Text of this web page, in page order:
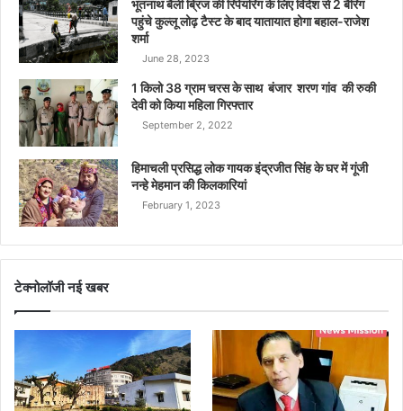
भूतनाथ बैली ब्रिज की रिपेयरिंग के लिए विदेश से 2 बैरिंग
पहुंचे कुल्लू लोढ़ टैस्ट के बाद यातायात होगा बहाल-राजेश
शर्मा
June 28, 2023
1 किलो 38 ग्राम चरस के साथ बंजार शरण गांव की रुकी
देवी को किया महिला गिरफ्तार
September 2, 2022
हिमाचली प्रसिद्ध लोक गायक इंद्रजीत सिंह के घर में गूंजी
नन्हे मेहमान की किलकारियां
February 1, 2023
टेक्नोलॉजी नई खबर